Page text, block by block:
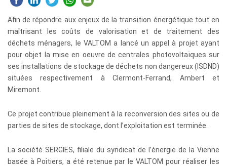
Afin de répondre aux enjeux de la transition énergétique tout en
maîtrisant les coûts de valorisation et de traitement des
déchets ménagers, le VALTOM a lancé un appel à projet ayant
pour objet la mise en oeuvre de centrales photovoltaïques sur
ses installations de stockage de déchets non dangereux (ISDND)
situées respectivement à Clermont-Ferrand, Ambert et
Miremont.
Ce projet contribue pleinement à la reconversion des sites ou de
parties de sites de stockage, dont l’exploitation est terminée.
La société SERGIES, filiale du syndicat de l’énergie de la Vienne
basée à Poitiers, a été retenue par le VALTOM pour réaliser les